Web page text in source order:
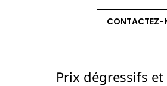
CONTACTEZ-
Prix dégressifs